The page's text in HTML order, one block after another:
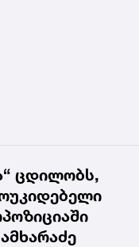
ცდილობს,